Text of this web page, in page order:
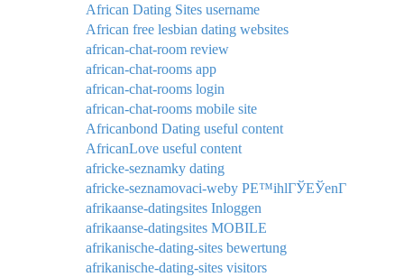
African Dating Sites username
African free lesbian dating websites
african-chat-room review
african-chat-rooms app
african-chat-rooms login
african-chat-rooms mobile site
Africanbond Dating useful content
AfricanLove useful content
africke-seznamky dating
africke-seznamovaci-weby PЕ™ihlГЎЕЎenГ­
afrikaanse-datingsites Inloggen
afrikaanse-datingsites MOBILE
afrikanische-dating-sites bewertung
afrikanische-dating-sites visitors